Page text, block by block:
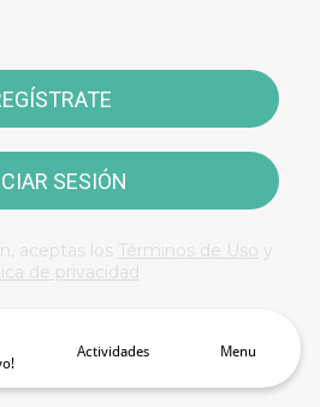
SESIÓN
aceptas los Términos de Uso
y
de privacidad
Actividades Menu